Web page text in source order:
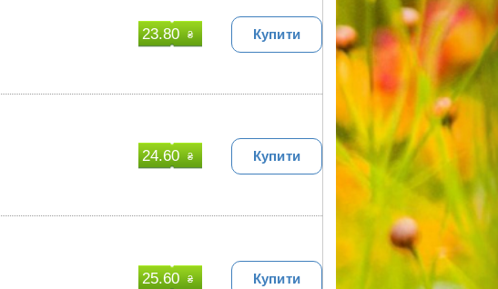
23.80 ₴ Купити
24.60 ₴ Купити
25.60 ₴ Купити